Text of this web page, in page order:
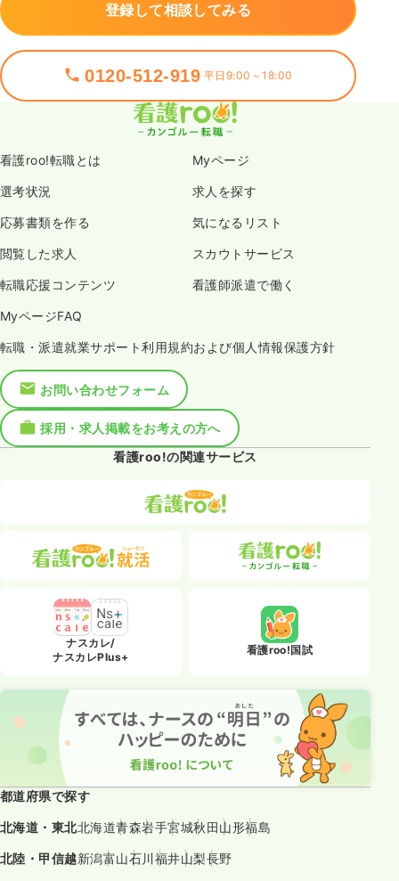
登録して相談してみる
0120-512-919 平日9:00～18:00
看護roo!転職とは Myページ
選考状況 求人を探す
応募書類を作る 気になるリスト
閲覧した求人 スカウトサービス
転職応援コンテンツ 看護師派遣で働く
MyページFAQ
転職・派遣就業サポート利用規約および個人情報保護方針
お問い合わせフォーム
採用・求人掲載をお考えの方へ
看護roo!の関連サービス
ナスカレ/
ナスカレPlus+
看護roo!国試
都道府県で探す
北海道・東北北海道青森岩手宮城秋田山形福島
北陸・甲信越新潟富山石川福井山梨長野